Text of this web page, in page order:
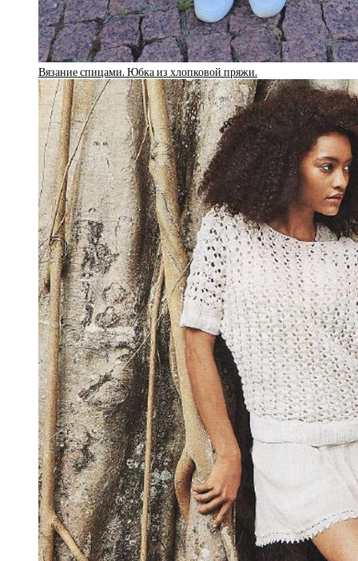
Вязание спицами. Юбка из хлопковой пряжи.